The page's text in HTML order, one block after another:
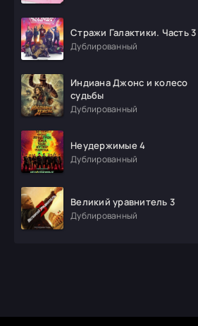
Стражи Галактики. Часть 3
Дублированный
Индиана Джонс и колесо
судьбы
Дублированный
Неудержимые 4
Дублированный
Великий уравнитель 3
Дублированный